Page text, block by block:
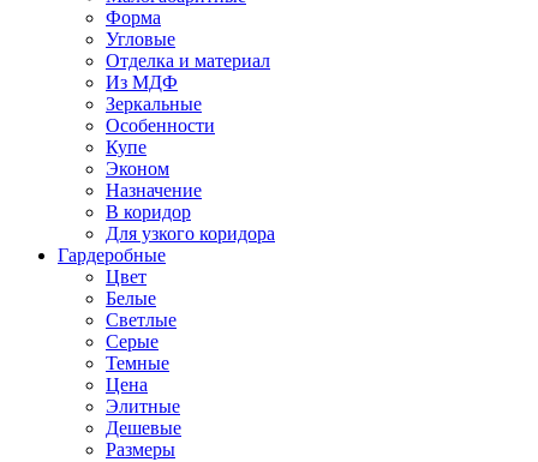
Форма
Угловые
Отделка и материал
Из МДФ
Зеркальные
Особенности
Купе
Эконом
Назначение
В коридор
Для узкого коридора
Гардеробные
Цвет
Белые
Светлые
Серые
Темные
Цена
Элитные
Дешевые
Размеры